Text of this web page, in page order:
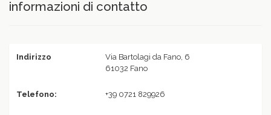
informazioni di contatto
Indirizzo
Via Bartolagi da Fano, 6
61032 Fano
Telefono: +39 0721 829926